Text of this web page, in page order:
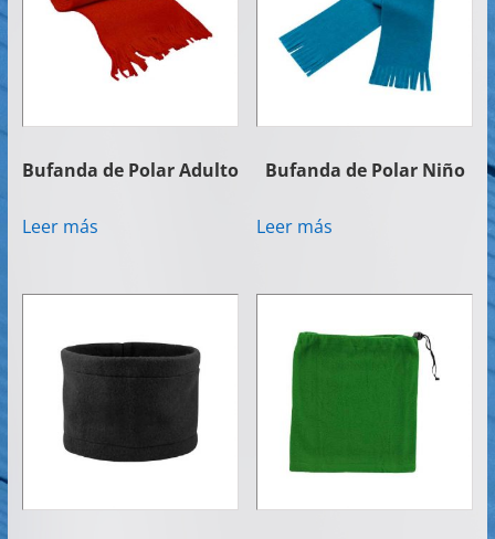
Publicitarios
Implementos
Bufanda de Polar Adulto
Leer más
Bufanda de Polar Niño
Leer más